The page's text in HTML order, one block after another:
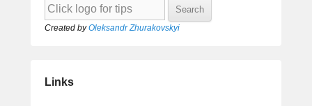
Created byOleksandr Zhurakovskyi
Links